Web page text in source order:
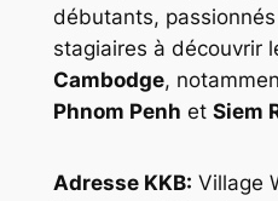
débutants,
stagiaires à découvrir
Cambodge,
Phnom Penh et Siem
Adresse KKB: Village